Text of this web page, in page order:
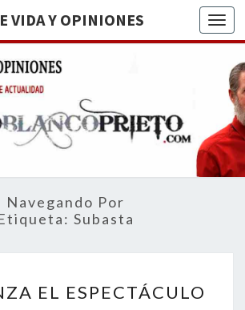
VIDA Y OPINIONES
DE
BREVE
RECORRIDO
VITAL Y
ACTUALIDAD
Navegando Por
Subasta
EL
EL ESPECTÁCULO